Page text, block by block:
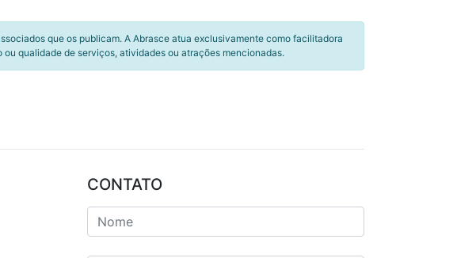
que os publicam. A Abrasce atua exclusivamente como facilitadora
qualidade de serviços, atividades ou atrações mencionadas.
CONTATO